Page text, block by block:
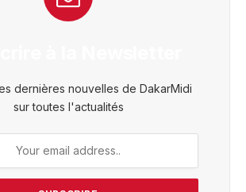
dernières nouvelles de DakarMidi
sur toutes l'actualités